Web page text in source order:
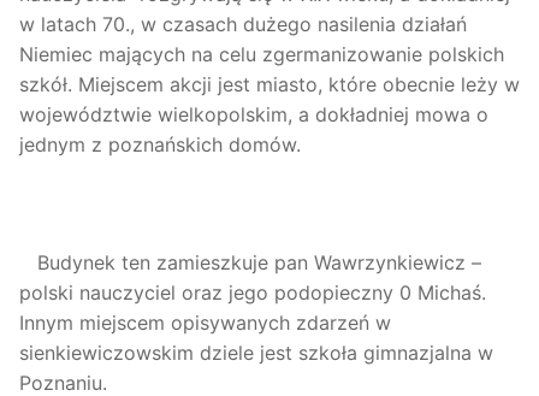
w latach 70., w czasach dużego nasilenia działań
Niemiec mających na celu zgermanizowanie polskich
szkół. Miejscem akcji jest miasto, które obecnie leży w
województwie wielkopolskim, a dokładniej mowa o
jednym z poznańskich domów.
Budynek ten zamieszkuje pan Wawrzynkiewicz –
polski nauczyciel oraz jego podopieczny 0 Michaś.
Innym miejscem opisywanych zdarzeń w
sienkiewiczowskim dziele jest szkoła gimnazjalna w
Poznaniu.